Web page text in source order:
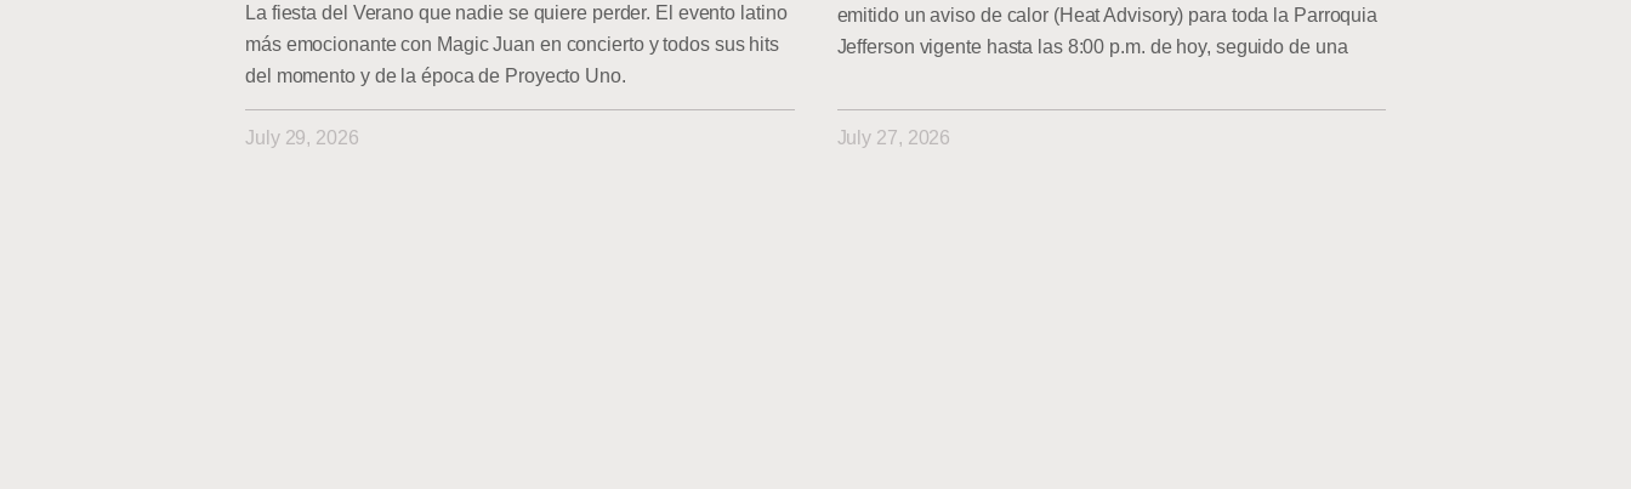
La fiesta del Verano que nadie se quiere perder. El evento latino
más emocionante con Magic Juan en concierto y todos sus hits
del momento y de la época de Proyecto Uno.
July 29, 2026
emitido un aviso de calor (Heat Advisory) para toda la Parroquia
Jefferson vigente hasta las 8:00 p.m. de hoy, seguido de una
July 27, 2026